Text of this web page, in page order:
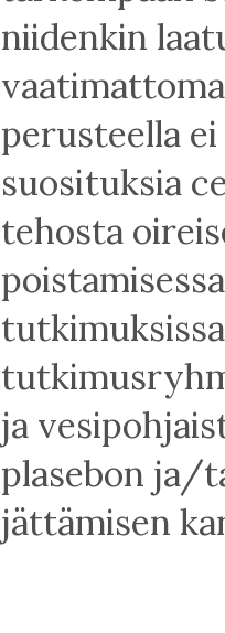
niidenkin
perusteella
suosituksia
tehosta
ja
plasebon ja/
jättämisen